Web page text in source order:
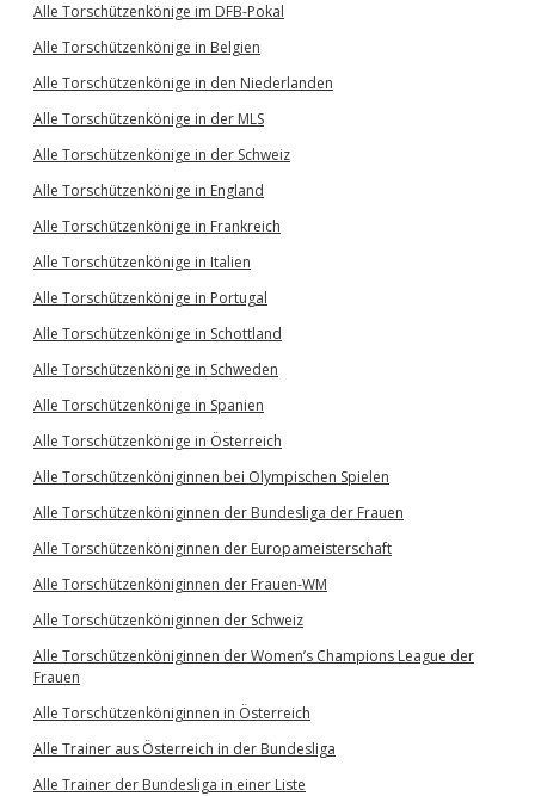
Alle Torschützenkönige im DFB-Pokal
Alle Torschützenkönige in Belgien
Alle Torschützenkönige in den Niederlanden
Alle Torschützenkönige in der MLS
Alle Torschützenkönige in der Schweiz
Alle Torschützenkönige in England
Alle Torschützenkönige in Frankreich
Alle Torschützenkönige in Italien
Alle Torschützenkönige in Portugal
Alle Torschützenkönige in Schottland
Alle Torschützenkönige in Schweden
Alle Torschützenkönige in Spanien
Alle Torschützenkönige in Österreich
Alle Torschützenköniginnen bei Olympischen Spielen
Alle Torschützenköniginnen der Bundesliga der Frauen
Alle Torschützenköniginnen der Europameisterschaft
Alle Torschützenköniginnen der Frauen-WM
Alle Torschützenköniginnen der Schweiz
Alle Torschützenköniginnen der Women’s Champions League der
Frauen
Alle Torschützenköniginnen in Österreich
Alle Trainer aus Österreich in der Bundesliga
Alle Trainer der Bundesliga in einer Liste